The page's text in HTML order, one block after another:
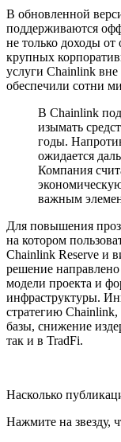
В обновленной
поддерживаются
не только доходы
крупных
услуги Chainlink
обеспечили сотни
В Chainlink
изымать
годы.
ожидается
Компания
важным
Для повышения
на котором
Chainlink Reserve и
решение
модели проекта и
инфраструктуры.
стратегию Chainlink,
базы, снижение
так и в TradFi.
Насколько
Нажмите на звезду,